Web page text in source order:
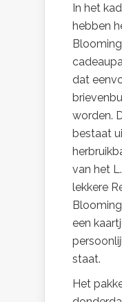
In het
hebben
dat
worden.
bestaat
van het
lekkere
een
staat.
Het